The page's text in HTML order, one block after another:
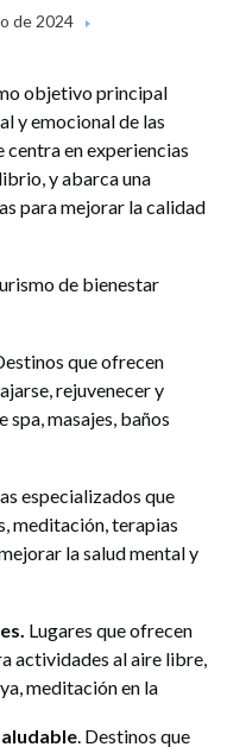
de 2024
objetivo principal
y emocional de las
centra en experiencias
y abarca una
para mejorar la calidad
de bienestar
que ofrecen
rejuvenecer y
masajes, baños
especializados que
meditación, terapias
la salud mental y
Lugares que ofrecen
actividades al aire libre,
meditación en la
. Destinos que